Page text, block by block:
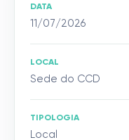
DATA
11/07/2026
LOCAL
Sede do CCD
TIPOLOGIA
Local